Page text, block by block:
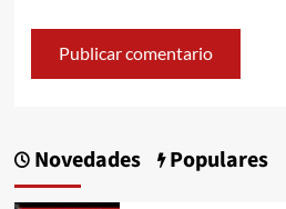
Novedades Populares